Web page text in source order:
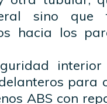
sino que
hacia los
para
ABS con